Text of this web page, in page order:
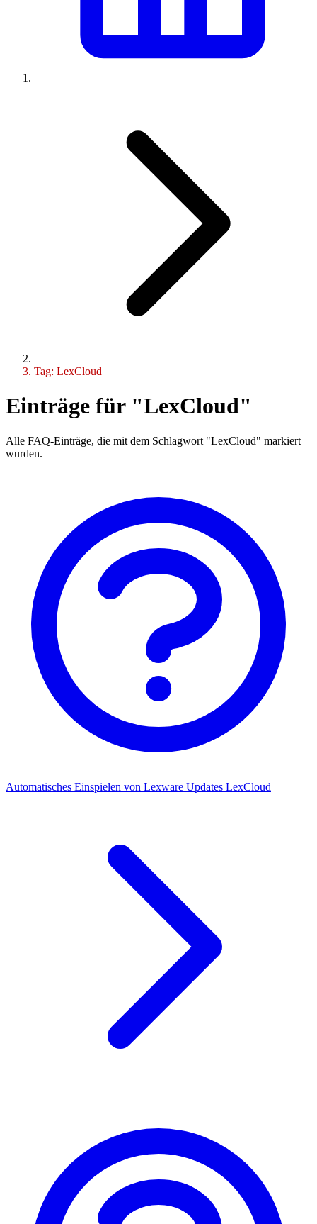
Tag: LexCloud
Einträge für "LexCloud"
Alle FAQ-Einträge, die mit dem Schlagwort "LexCloud" markiert
wurden.
Automatisches Einspielen von Lexware Updates LexCloud